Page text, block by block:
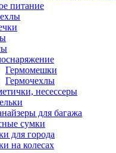
питание
Гермомешки
Гермочехлы
несессеры
для багажа
сумки
для города
на колесах